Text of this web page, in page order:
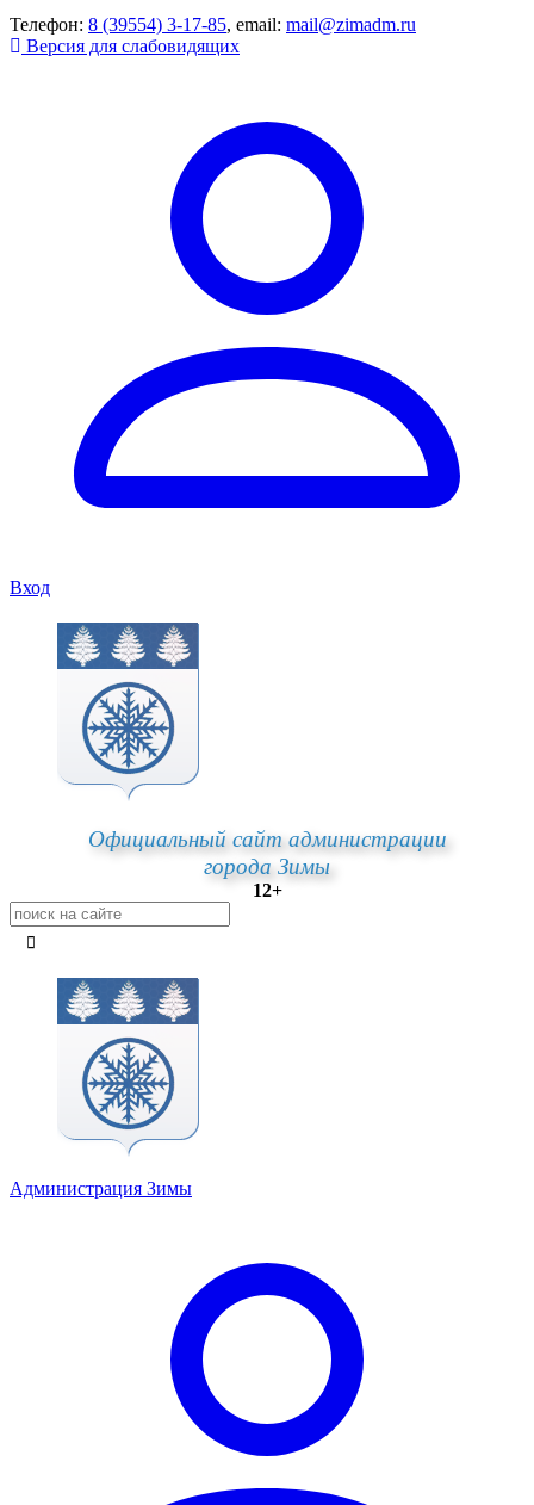
Телефон: 8 (39554) 3-17-85, email: mail@zimadm.ru
Версия для слабовидящих
Вход
Официальный сайт администрации
города Зимы
12+
Администрация Зимы